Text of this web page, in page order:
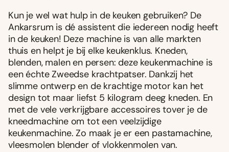
Kun je wel wat hulp in de keuken gebruiken? De
Ankarsrum is dé assistent die iedereen nodig heeft
in de keuken! Deze machine is van alle markten
thuis en helpt je bij elke keukenklus. Kneden,
blenden, malen en persen: deze keukenmachine is
een échte Zweedse krachtpatser. Dankzij het
slimme ontwerp en de krachtige motor kan het
design tot maar liefst 5 kilogram deeg kneden. En
met de vele verkrijgbare accessoires tover je de
kneedmachine om tot een veelzijdige
keukenmachine. Zo maak je er een pastamachine,
vleesmolen blender of vlokkenmolen van.